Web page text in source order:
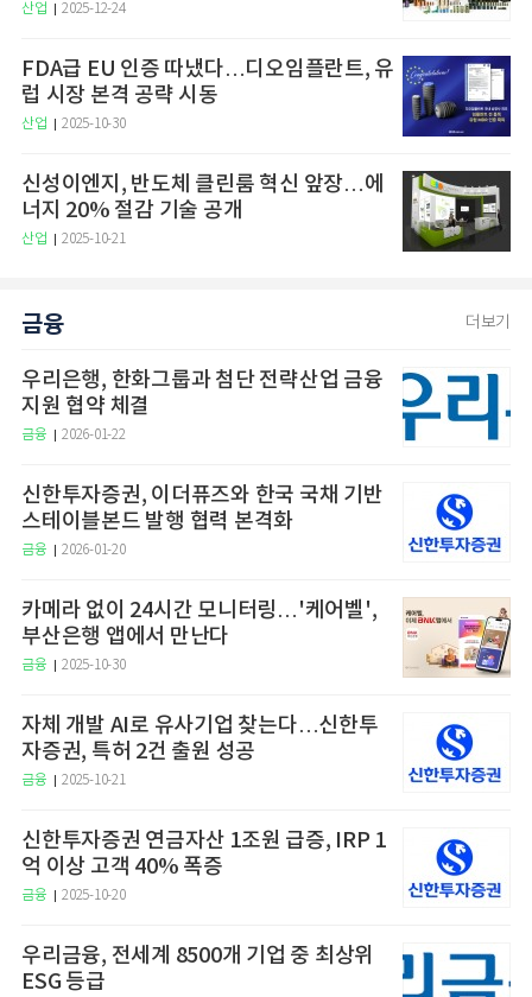
산업 2025-12-24
FDA급 EU 인증 따냈다…디오임플란트, 유
럽 시장 본격 공략 시동
산업 2025-10-30
신성이엔지, 반도체 클린룸 혁신 앞장…에
너지 20% 절감 기술 공개
산업 2025-10-21
금융 더보기
우리은행, 한화그룹과 첨단 전략산업 금융
지원 협약 체결
금융 2026-01-22
신한투자증권, 이더퓨즈와 한국 국채 기반
스테이블본드 발행 협력 본격화
금융 2026-01-20
카메라 없이 24시간 모니터링…'케어벨',
부산은행 앱에서 만난다
금융 2025-10-30
자체 개발 AI로 유사기업 찾는다…신한투
자증권, 특허 2건 출원 성공
금융 2025-10-21
신한투자증권 연금자산 1조원 급증, IRP 1
억 이상 고객 40% 폭증
금융 2025-10-20
우리금융, 전세계 8500개 기업 중 최상위
ESG 등급